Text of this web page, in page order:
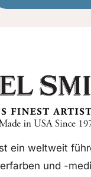
ein weltweit
und -